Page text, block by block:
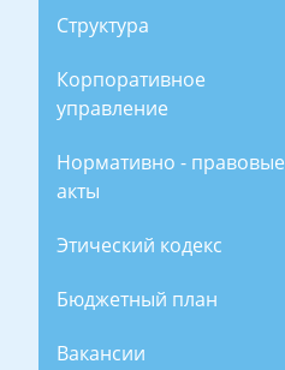
Структура
Корпоративное
управление
Нормативно - правовые
акты
Этический кодекс
Бюджетный план
Вакансии